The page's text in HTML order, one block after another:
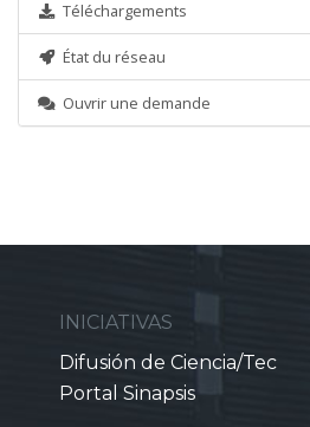
Téléchargements
État du réseau
Ouvrir une demande
INICIATIVAS
Difusión de Ciencia/Tec
Portal Sinapsis